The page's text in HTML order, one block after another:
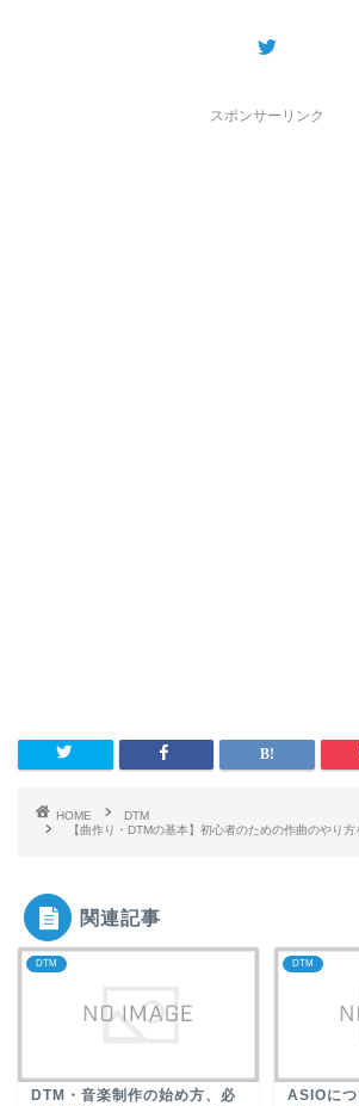
スポンサーリンク
HOME
DTM
【曲作り・DTMの基本】初心者のための作曲のやり方
関連記事
DTM
DTM・音楽制作の始め方、必
DTM
ASIOに